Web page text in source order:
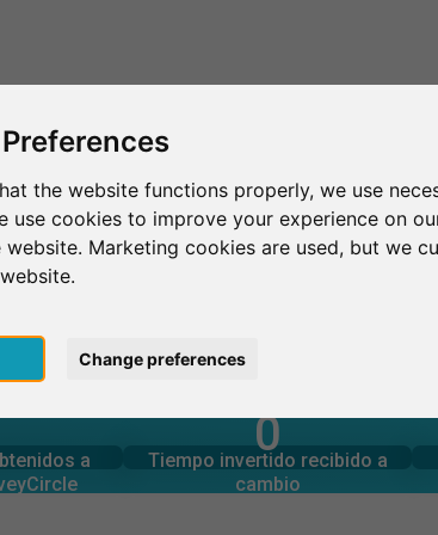
the website functions properly, we use
use cookies to improve your experience on
website. Marketing cookies are used, but we
Change preferences
Esto es SurveyCircle Encontrar
Baltimore University of Baltimore
a
en 0
Tiempo invertido recibido a
cambio
0
Tiempo invertido en otros
estudios